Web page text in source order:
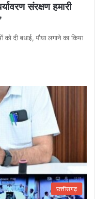
संरक्षण हमारी
को दी बधाई, पौधा लगाने का किया
छत्तीसगढ़